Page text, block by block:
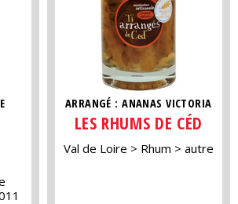
ARRANGÉ : ANANAS VICTORIA
LES RHUMS DE CÉD
Val de Loire Rhum autre